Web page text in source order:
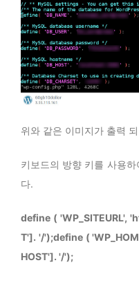
위와 같은 이미지가 출력 되
키보드의 방향 키를 사용
다.
define ( 'WP_SITEURL',
T']. '/');define (
HOST']. '/');